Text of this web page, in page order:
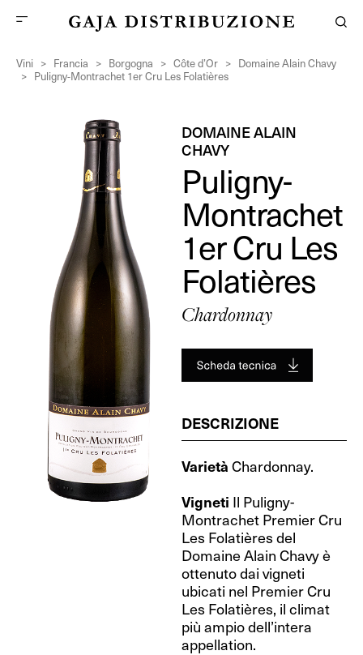
Vini > Francia > Borgogna > Côte d’Or > Domaine Alain Chavy
> Puligny-Montrachet 1er Cru Les Folatières
DOMAINE ALAIN
CHAVY
Puligny-
Montrachet
1er Cru Les
Folatières
Chardonnay
DESCRIZIONE
Varietà Chardonnay.
Vigneti Il Puligny-
Montrachet Premier Cru
Les Folatières del
Domaine Alain Chavy è
ottenuto dai vigneti
ubicati nel Premier Cru
Les Folatières, il climat
più ampio dell’intera
appellation.